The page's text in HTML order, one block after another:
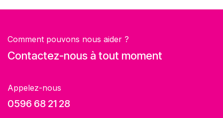
Comment pouvons nous aider ?
Contactez-nous à tout moment
Appelez-nous
0596 68 21 28